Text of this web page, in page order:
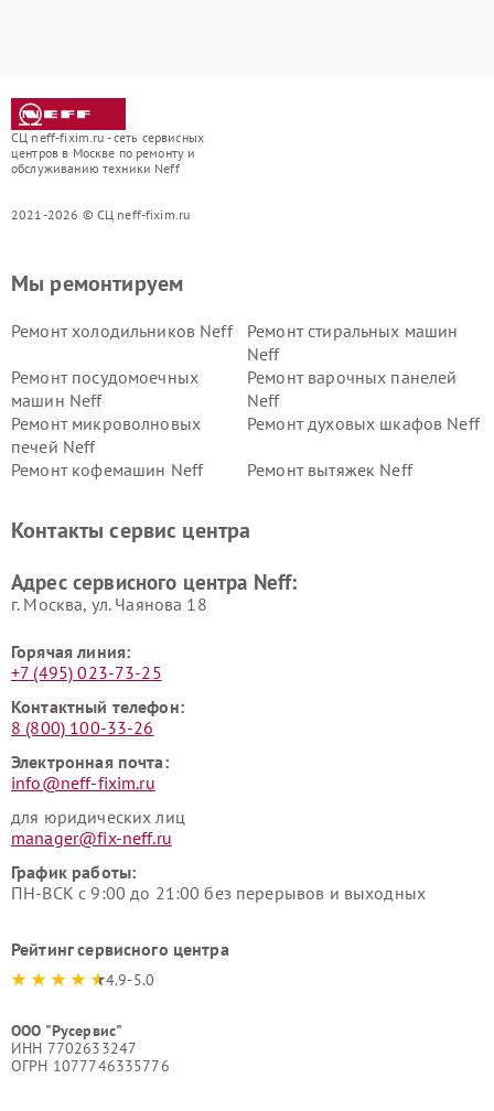
СЦ neff-fixim.ru - сеть сервисных
центров в Москве по ремонту и
обслуживанию техники Neff
2021-2026 © СЦ neff-fixim.ru
Мы ремонтируем
Ремонт холодильников Neff
Ремонт стиральных машин
Neff
Ремонт посудомоечных
машин Neff
Ремонт варочных панелей
Neff
Ремонт микроволновых
печей Neff
Ремонт духовых шкафов Neff
Ремонт кофемашин Neff Ремонт вытяжек Neff
Контакты сервис центра
Адрес сервисного центра Neff:
г. Москва, ул. Чаянова 18
Горячая линия:
+7 (495) 023-73-25
Контактный телефон:
8 (800) 100-33-26
Электронная почта:
info@neff-fixim.ru
для юридических лиц
manager@fix-neff.ru
График работы:
ПН-ВСК с 9:00 до 21:00 без перерывов и выходных
Рейтинг сервисного центра
4.9-5.0
ООО "Русервис"
ИНН 7702633247
ОГРН 1077746335776